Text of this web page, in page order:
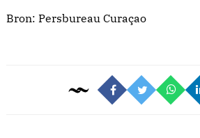
Bron: Persbureau Curaçao